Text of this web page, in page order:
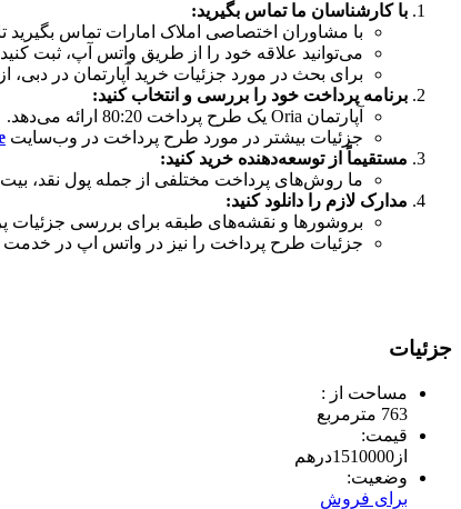
با کارشناسان ما تماس بگیرید:
با مشاوران اختصاصی املاک امارات تماس بگیرید تا
می‌توانید علاقه خود را از طریق واتس آپ، ثبت
برای بحث در مورد جزئیات خرید آپارتمان در دبی،
برنامه پرداخت خود را بررسی و انتخاب کنید:
آپارتمان Oria یک طرح پرداخت 80:20 ارائه می‌دهد.
جزئیات بیشتر در مورد طرح پرداخت در وب‌سایت
مستقیماً از توسعه‌دهنده خرید کنید:
ما روش‌های پرداخت مختلفی از جمله پول نقد،
مدارک لازم را دانلود کنید:
بروشورها و نقشه‌های طبقه برای بررسی جزئیات
جزئیات طرح پرداخت را نیز در واتس اپ در
جزئیات
مساحت از :
763 مترمربع
قیمت:
از 1510000درهم
وضعیت:
برای فروش